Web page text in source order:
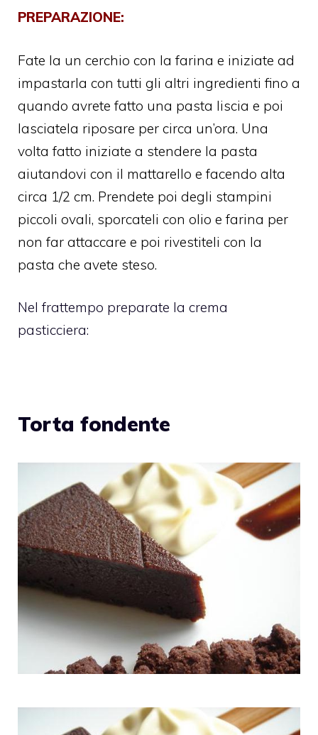
PREPARAZIONE:
Fate la un cerchio con la farina e iniziate ad
impastarla con tutti gli altri ingredienti fino a
quando avrete fatto una pasta liscia e poi
lasciatela riposare per circa un’ora. Una
volta fatto iniziate a stendere la pasta
aiutandovi con il mattarello e facendo alta
circa 1/2 cm. Prendete poi degli stampini
piccoli ovali, sporcateli con olio e farina per
non far attaccare e poi rivestiteli con la
pasta che avete steso.
Nel frattempo preparate la crema
pasticciera:
Torta fondente